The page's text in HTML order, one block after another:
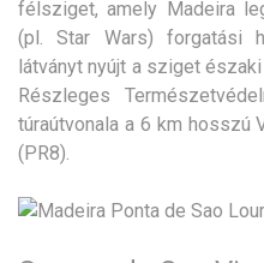
félsziget, amely Madeira
(pl. Star Wars) forgatási
látványt nyújt a sziget
Részleges
túraútvonala a 6 km hosszú
(PR8).